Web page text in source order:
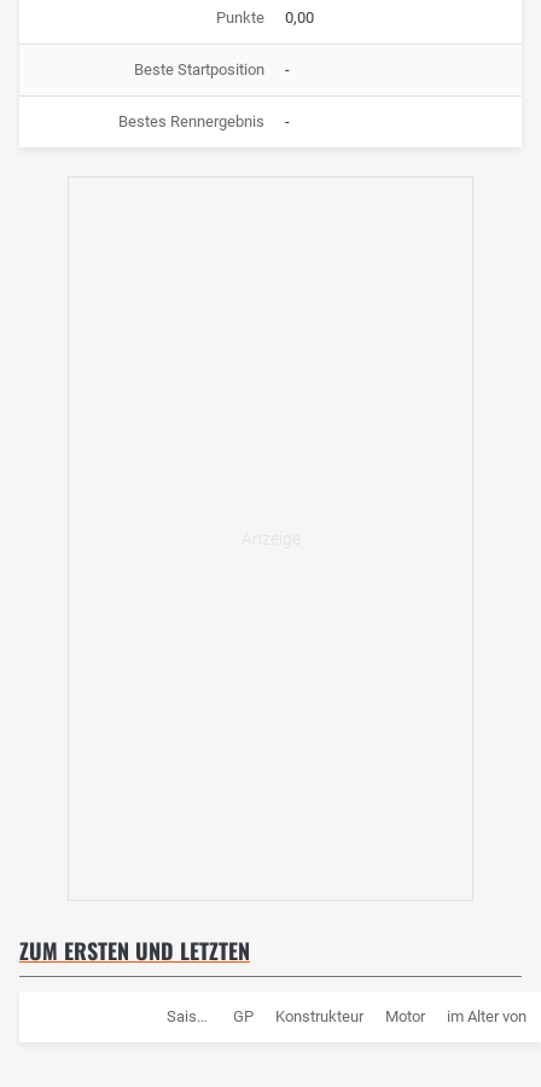
Punkte 0,00
Beste Startposition -
Bestes Rennergebnis -
ZUM ERSTEN UND LETZTEN
Saison GP Konstrukteur Motor im Alter von